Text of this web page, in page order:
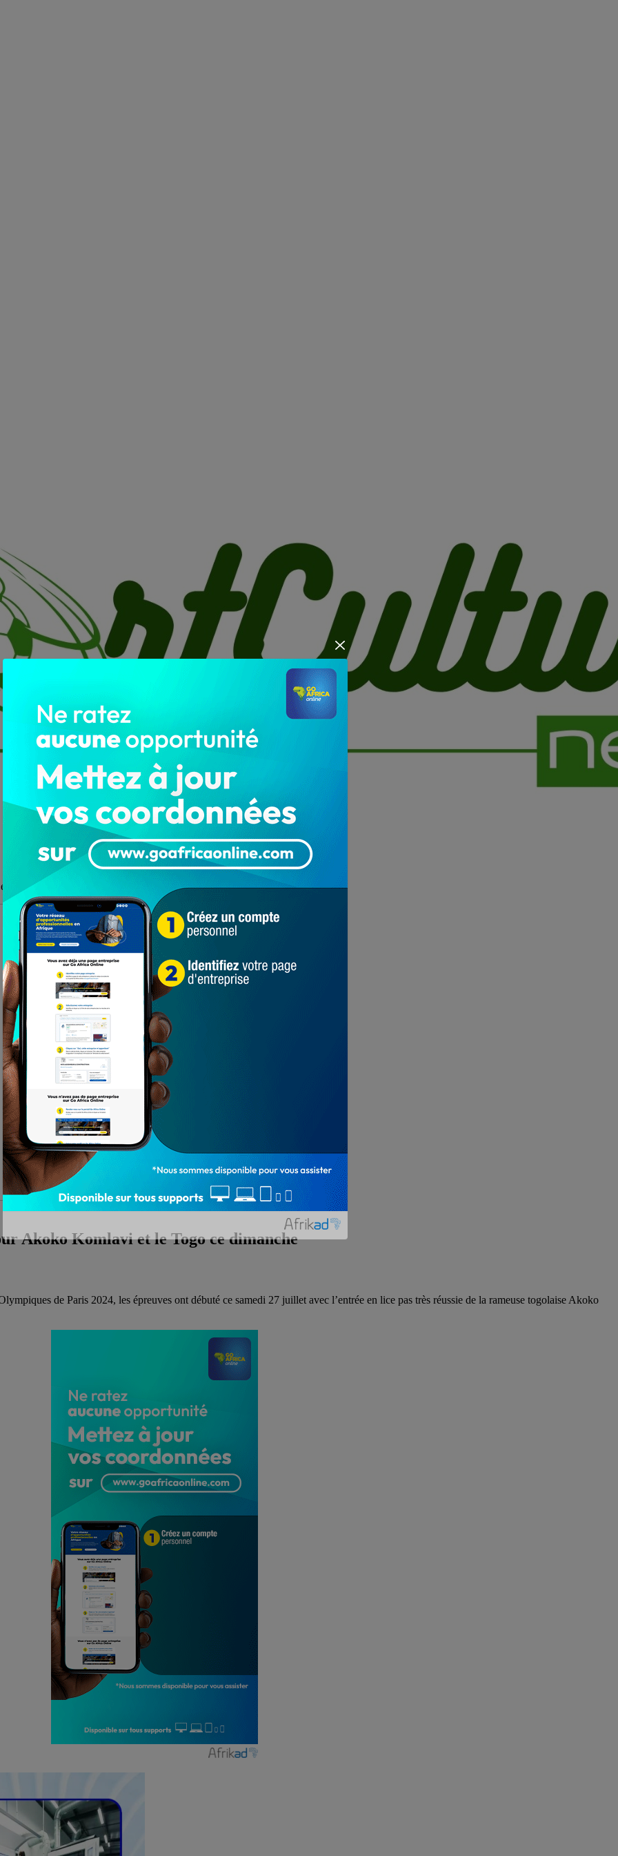
le Togo ce dimanche
Akoko Komlavi et le Togo ce dimanche
de Paris 2024, les épreuves ont débuté ce samedi 27 juillet avec l’entrée en lice pas très réussie de la rameuse togolaise Akoko